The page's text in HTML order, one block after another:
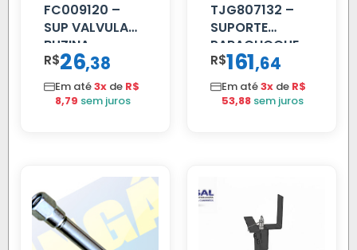
FC009120 –
SUP VALVULA
BUZINA
C/ALAVANCA
R$26,38
Em até3x de R$
8,79 sem juros
TJG807132 –
SUPORTE
PARACHOQUE
VW 12.170 LD
R$161,64
Em até3x de R$
53,88 sem juros